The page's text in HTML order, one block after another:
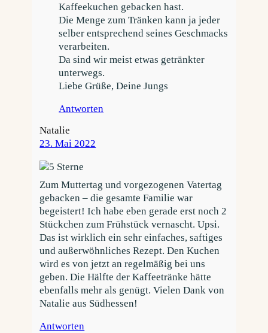
Kaffeekuchen gebacken hast.
Die Menge zum Tränken kann ja jeder
selber entsprechend seines Geschmacks
verarbeiten.
Da sind wir meist etwas getränkter
unterwegs.
Liebe Grüße, Deine Jungs
Antworten
Natalie
23. Mai 2022
Zum Muttertag und vorgezogenen Vatertag
gebacken – die gesamte Familie war
begeistert! Ich habe eben gerade erst noch 2
Stückchen zum Frühstück vernascht. Upsi.
Das ist wirklich ein sehr einfaches, saftiges
und außerwöhnliches Rezept. Den Kuchen
wird es von jetzt an regelmäßig bei uns
geben. Die Hälfte der Kaffeetränke hätte
ebenfalls mehr als genügt. Vielen Dank von
Natalie aus Südhessen!
Antworten